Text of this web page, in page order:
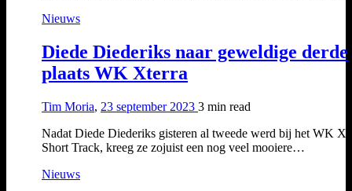
Nieuws
Diede Diederiks naar geweldige derde
plaats WK Xterra
Tim Moria, 23 september 2023 3 min read
Nadat Diede Diederiks gisteren al tweede werd bij het WK
Short Track, kreeg ze zojuist een nog veel mooiere…
Nieuws